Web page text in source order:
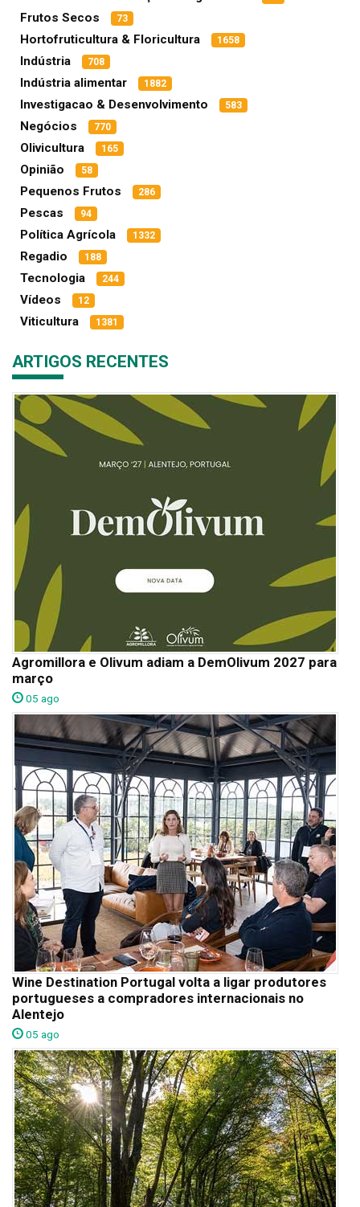
Frutos Secos 73
Hortofruticultura & Floricultura 1658
Indústria 708
Indústria alimentar 1882
Investigacao & Desenvolvimento 583
Negócios 770
Olivicultura 165
Opinião 58
Pequenos Frutos 286
Pescas 94
Política Agrícola 1332
Regadio 188
Tecnologia 244
Vídeos 12
Viticultura 1381
ARTIGOS RECENTES
Agromillora e Olivum adiam a DemOlivum 2027 para
março
05 ago
Wine Destination Portugal volta a ligar produtores
portugueses a compradores internacionais no
Alentejo
05 ago